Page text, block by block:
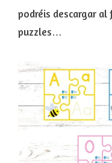
podréis descargar
puzzles…